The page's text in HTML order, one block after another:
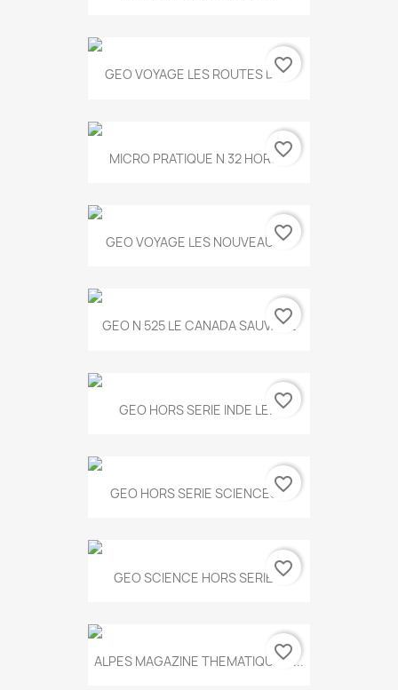
GEO VOYAGE LES ROUTES DE...
favorite_border
MICRO PRATIQUE N 32 HORS...
favorite_border
GEO VOYAGE LES NOUVEAUX...
favorite_border
GEO N 525 LE CANADA SAUVAGE
favorite_border
GEO HORS SERIE INDE LE...favorite_border
GEO HORS SERIE SCIENCES...
favorite_border
GEO SCIENCE HORS SERIE...favorite_border
ALPES MAGAZINE THEMATIQUE N...
favorite_border